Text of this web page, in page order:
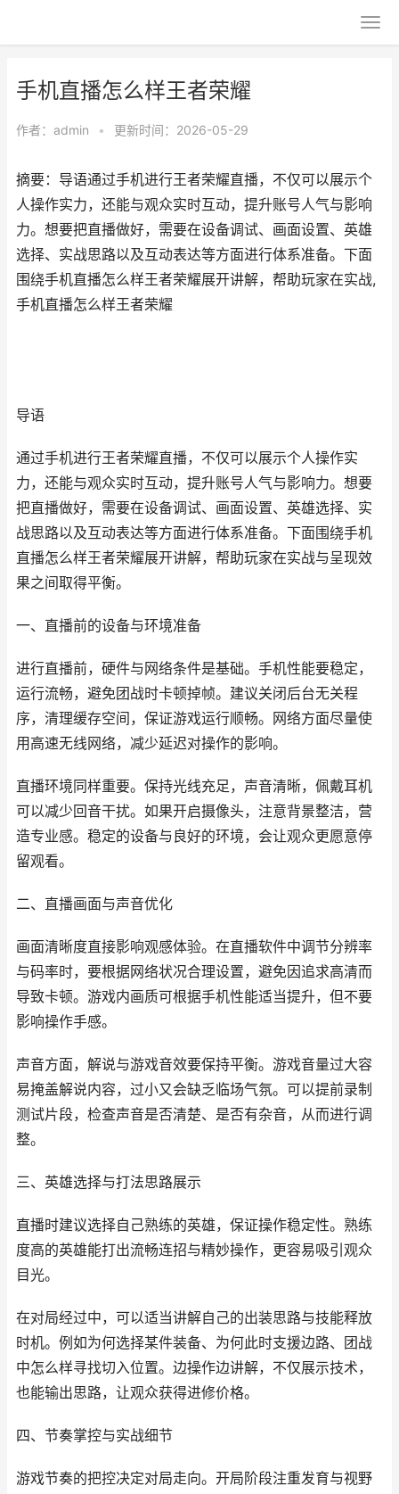
手机直播怎么样王者荣耀
作者： admin • 更新时间：2026-05-29
摘要：导语通过手机进行王者荣耀直播，不仅可以展示个
人操作实力，还能与观众实时互动，提升账号人气与影响
力。想要把直播做好，需要在设备调试、画面设置、英雄
选择、实战思路以及互动表达等方面进行体系准备。下面
围绕手机直播怎么样王者荣耀展开讲解，帮助玩家在实战,
手机直播怎么样王者荣耀
导语
通过手机进行王者荣耀直播，不仅可以展示个人操作实
力，还能与观众实时互动，提升账号人气与影响力。想要
把直播做好，需要在设备调试、画面设置、英雄选择、实
战思路以及互动表达等方面进行体系准备。下面围绕手机
直播怎么样王者荣耀展开讲解，帮助玩家在实战与呈现效
果之间取得平衡。
一、直播前的设备与环境准备
进行直播前，硬件与网络条件是基础。手机性能要稳定，
运行流畅，避免团战时卡顿掉帧。建议关闭后台无关程
序，清理缓存空间，保证游戏运行顺畅。网络方面尽量使
用高速无线网络，减少延迟对操作的影响。
直播环境同样重要。保持光线充足，声音清晰，佩戴耳机
可以减少回音干扰。如果开启摄像头，注意背景整洁，营
造专业感。稳定的设备与良好的环境，会让观众更愿意停
留观看。
二、直播画面与声音优化
画面清晰度直接影响观感体验。在直播软件中调节分辨率
与码率时，要根据网络状况合理设置，避免因追求高清而
导致卡顿。游戏内画质可根据手机性能适当提升，但不要
影响操作手感。
声音方面，解说与游戏音效要保持平衡。游戏音量过大容
易掩盖解说内容，过小又会缺乏临场气氛。可以提前录制
测试片段，检查声音是否清楚、是否有杂音，从而进行调
整。
三、英雄选择与打法思路展示
直播时建议选择自己熟练的英雄，保证操作稳定性。熟练
度高的英雄能打出流畅连招与精妙操作，更容易吸引观众
目光。
在对局经过中，可以适当讲解自己的出装思路与技能释放
时机。例如为何选择某件装备、为何此时支援边路、团战
中怎么样寻找切入位置。边操作边讲解，不仅展示技术，
也能输出思路，让观众获得进修价格。
四、节奏掌控与实战细节
游戏节奏的把控决定对局走向。开局阶段注重发育与视野